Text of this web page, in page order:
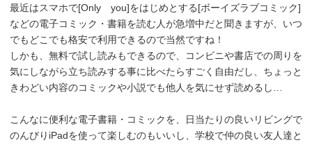
最近はスマホで[Only you]をはじめとする[ボーイズラブコミック]
などの電子コミック・書籍を読む人が急増中だと聞きますが、いつ
でもどこでも格安で利用できるので当然ですね！
しかも、無料で試し読みもできるので、コンビニや書店での周りを
気にしながら立ち読みする事に比べたらすごく自由だし、ちょっと
きわどい内容のコミックや小説でも他人を気にせず読めるし…
こんなに便利な電子書籍・コミックを、日当たりの良いリビングで
のんびりiPadを使って楽しむのもいいし、学校で仲の良い友人達と